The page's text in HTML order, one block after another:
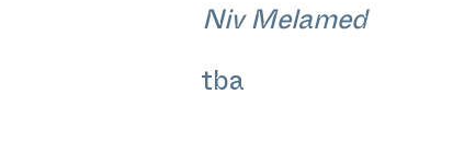
Niv Melamed
tba